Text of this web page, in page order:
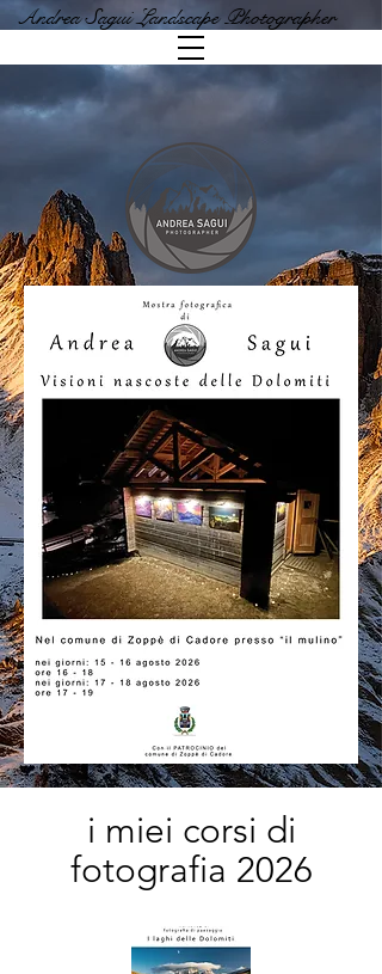
Andrea Sagui Landscape Photographer
i miei corsi di
fotografia 2026